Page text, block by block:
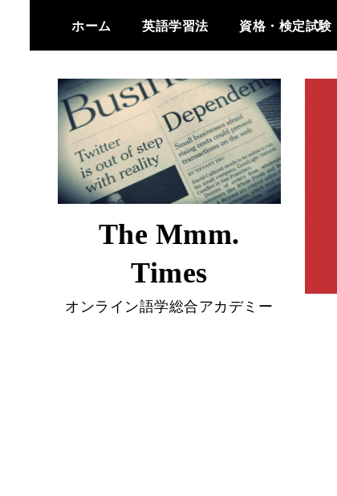
content
ホーム 英語学習法 資格・検定試験
The Mmm.
Times
オンライン語学総合アカデミー